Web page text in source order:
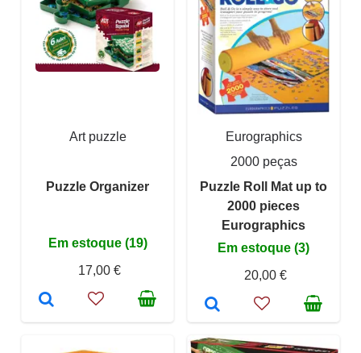
Art puzzle
Puzzle Organizer
Em estoque (19)
17,00 €
Eurographics
2000 peças
Puzzle Roll Mat up to
2000 pieces
Eurographics
Em estoque (3)
20,00 €